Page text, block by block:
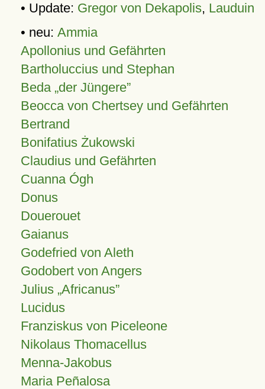
• Update: Gregor von Dekapolis, Lauduin
• neu: Ammia
Apollonius und Gefährten
Bartholuccius und Stephan
Beda „der Jüngere”
Beocca von Chertsey und Gefährten
Bertrand
Bonifatius Żukowski
Claudius und Gefährten
Cuanna Ógh
Donus
Douerouet
Gaianus
Godefried von Aleth
Godobert von Angers
Julius Africanus
Lucidus
Franziskus von Piceleone
Nikolaus Thomacellus
Menna-Jakobus
Maria Peñalosa